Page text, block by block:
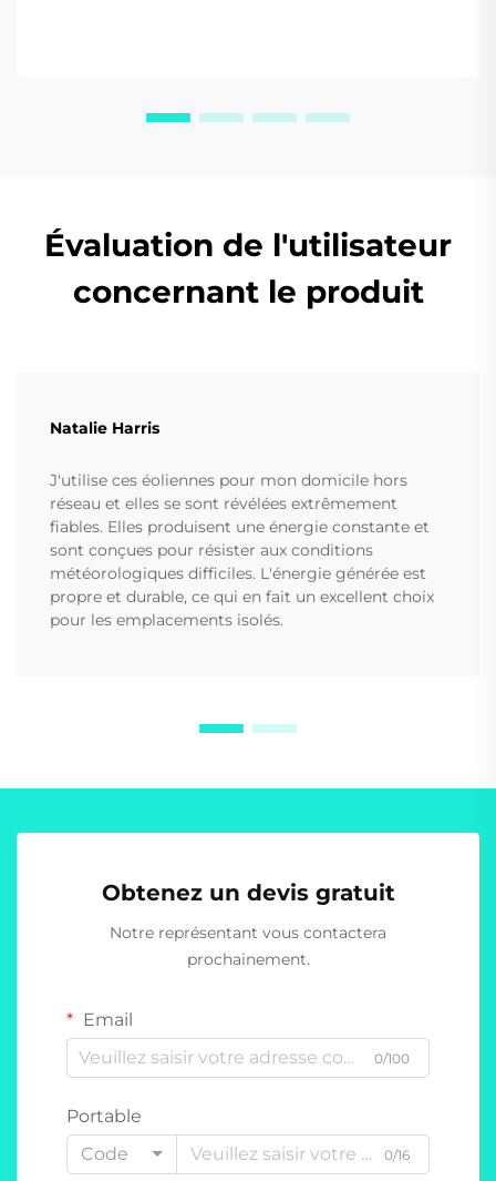
Évaluation de l'utilisateur
concernant le produit
Natalie Harris
J'utilise ces éoliennes pour mon domicile hors
réseau et elles se sont révélées extrêmement
fiables. Elles produisent une énergie constante et
sont conçues pour résister aux conditions
météorologiques difficiles. L'énergie générée est
propre et durable, ce qui en fait un excellent choix
pour les emplacements isolés.
Obtenez un devis gratuit
Notre représentant vous contactera
prochainement.
Email
0/100
Portable
Code
0/16